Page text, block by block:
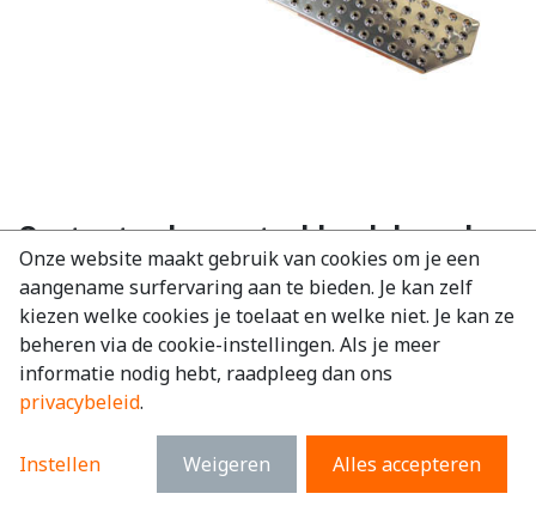
Opstaptrede aan trekhaak breed
170cm (STEP2500)
EAN: 4744170010600
€572,40excl. BTW
€692,60 incl. BTW
Onze website maakt gebruik van cookies om je een
aangename surfervaring aan te bieden. Je kan zelf
kiezen welke cookies je toelaat en welke niet. Je kan ze
beheren via de cookie-instellingen. Als je meer
informatie nodig hebt, raadpleeg dan ons
privacybeleid.
Instellen Weigeren Alles accepteren